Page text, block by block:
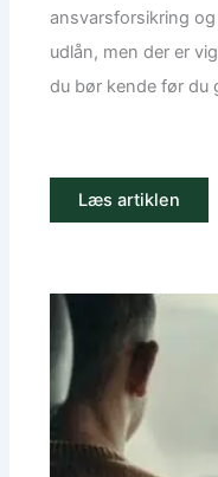
ansvarsforsikring
udlån, men der er
du bør kende før du
Læs artiklen